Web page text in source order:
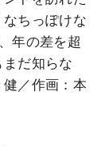
ちっぽけな
年の差を超
だ知らな
／作画：本